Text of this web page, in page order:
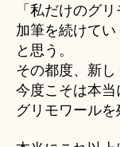
「私だけのグ
加筆を続けてい
と思う。
その都度、新し
今度こそは本
グリモワールを